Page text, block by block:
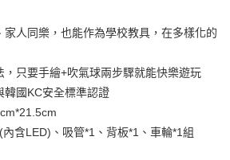
，台灣大哥大用戶可立即使用無須另外申請。
分期」，訂單成立後會自動跳轉到大哥付的交易
擇欲分期的期數、繳款截止日，確認付款後即完
費用金額請依後續交易確認頁面所載為準。
往確認交易或遇審核未通過，訂單將自動取
過狀況，表示未達大哥付你分期系統評分，恕無
】
商品之後才付款」的支付方式。 讓您購物簡單
需綁卡、不需儲值。
簡訊認證，即可結帳。
務後，再付款。
人同樂，也能作為學校教具，在多樣化的
只要手繪+吹氣球兩步驟就能快樂遊玩
國KC安全標準認證
含LED)、吸管*1、背板*1、車輪*1組